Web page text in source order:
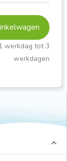
werkdag tot 3
werkdagen